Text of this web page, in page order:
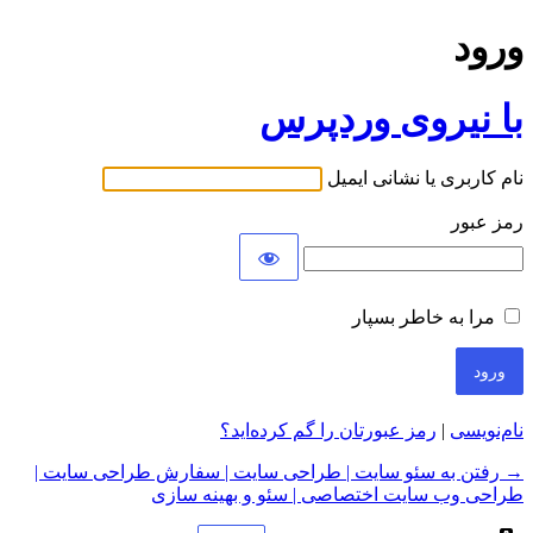
ورود
با نیروی وردپرس
نام کاربری یا نشانی ایمیل
رمز عبور
مرا به خاطر بسپار
نام‌نویسی | رمز عبورتان را گم کرده‌اید؟
→ رفتن به سئو سایت | طراحی سایت | سفارش طراحی سایت |
طراحی وب سایت اختصاصی | سئو و بهینه سازی